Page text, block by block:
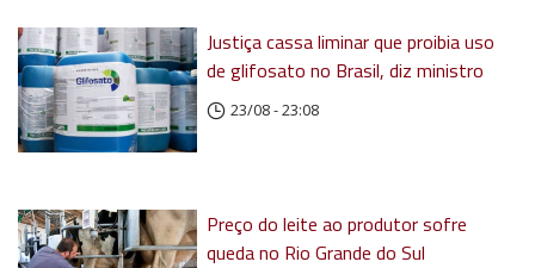
Justiça cassa liminar que proibia uso
de glifosato no Brasil, diz ministro
23/08 - 23:08
Preço do leite ao produtor sofre
queda no Rio Grande do Sul